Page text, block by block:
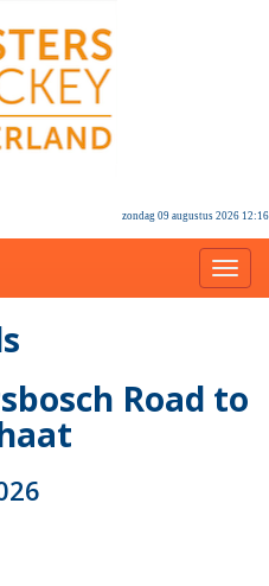
zondag 09 augustus 2026 12:16
Road to